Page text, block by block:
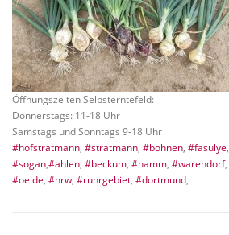
Öffnungszeiten Selbsterntefeld:
Donnerstags: 11-18 Uhr
Samstags und Sonntags 9-18 Uhr
#hofstratmann, #stratmann, #bohnen, #fasulye,
#sogan,#ahlen, #beckum, #hamm, #warendorf,
#oelde, #nrw, #ruhrgebiet, #dortmund,